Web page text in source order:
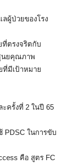
ผู้ป่วยของโรง
ตรงจริตกับ
นยคุณภาพ
ที่มีเป้าหมาย
ะครั้งที่ 2 ในปี 65
PDSC ในการขับ
คือ สูตร FC